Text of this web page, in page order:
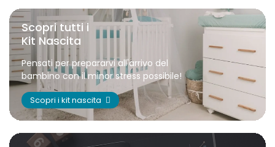
Scopri tutti i
Kit Nascita
Pensati per prepararvi all'arrivo del
bambino con il minor stress possibile!
Scopri i kit nascita